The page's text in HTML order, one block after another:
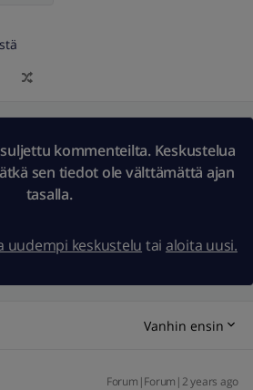
kommenteilta. Keskustelua
sen tiedot ole välttämättä ajan
tasalla.
uudempi keskustelu tai aloita uusi.
Vanhin ensin
Forum|Forum|2 years ago